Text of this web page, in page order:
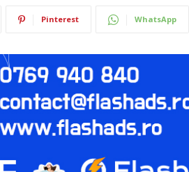
Pinterest WhatsApp